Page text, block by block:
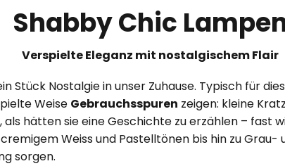
Shabby Chic
Verspielte Eleganz mit nostalgischem Flair
Stück Nostalgie in unser Zuhause. Typisch für
Weise Gebrauchsspuren zeigen: kleine
hätten sie eine Geschichte zu erzählen – fast
Weiss und Pastelltönen bis hin zu Grau-
sorgen.